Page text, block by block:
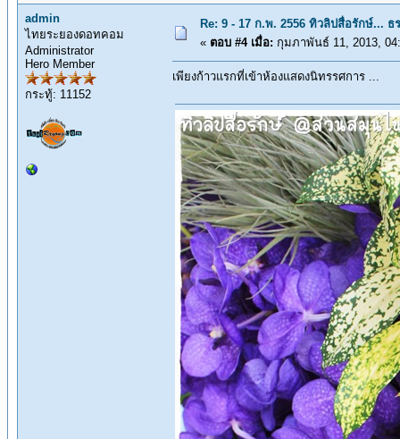
admin
ไทยระยองดอทคอม
Administrator
Hero Member
กระทู้: 11152
Re: 9 - 17 ก.พ. 2556 ทิวลิปสื่อรักษ์...
« ตอบ #4 เมื่อ: กุมภาพันธ์ 11, 2013,
เพียงก้าวแรกที่เข้าห้องแสดงนิทรรศการ ...